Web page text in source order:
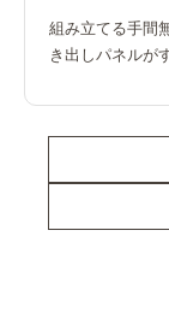
組み立てる手間
き出しパネルが